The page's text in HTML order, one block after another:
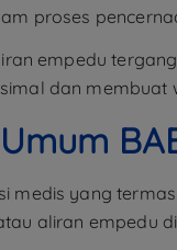
proses
empedu
dan membuat
medis yang
aliran empedu